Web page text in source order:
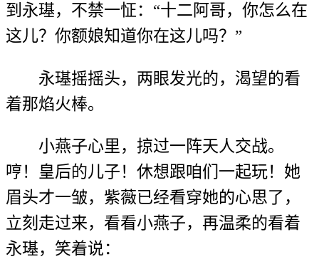
到永璂，不禁一怔：“十二阿哥，你怎么在
这儿？你额娘知道你在这儿吗？”
永璂摇摇头，两眼发光的，渴望的看
着那焰火棒。
小燕子心里，掠过一阵天人交战。
哼！皇后的儿子！休想跟咱们一起玩！她
眉头才一皱，紫薇已经看穿她的心思了，
立刻走过来，看看小燕子，再温柔的看着
永璂，笑着说：